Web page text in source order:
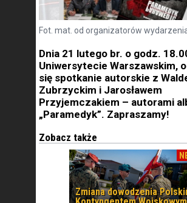
Fot. mat. od organizatorów
Dnia 21 lutego br. o godz.
Uniwersytecie Warszawskim,
się spotkanie autorskie z
Zubrzyckim i Jarosławem
Przyjemczakiem – autorami
„Paramedyk”. Zapraszamy!
Zobacz także
Zmiana dowodzenia